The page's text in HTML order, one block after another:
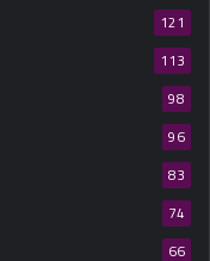
121
113
98
96
83
74
66